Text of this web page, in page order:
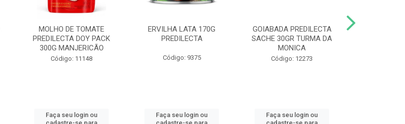
MOLHO DE TOMATE
PREDILECTA DOY PACK
300G MANJERICÃO
Código: 11148
Faça seu login ou
ERVILHA LATA 170G
PREDILECTA
Código: 9375
Faça seu login ou
GOIABADA PREDILECTA
SACHE 30GR TURMA DA
MONICA
Código: 12273
Faça seu login ou